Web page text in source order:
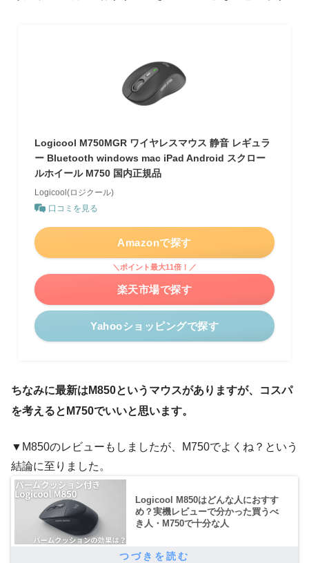
Logicool M750MGR ワイヤレスマウス 静音 レギュラ
ー Bluetooth windows mac iPad Android スクロー
ルホイール M750 国内正規品
Logicool(ロジクール)
口コミを見る
Amazonで探す
＼ポイント最大11倍！／
楽天市場で探す
Yahooショッピングで探す
ちなみに最新はM850というマウスがありますが、コスパ
を考えるとM750でいいと思います。
▼M850のレビューもしましたが、M750でよくね？という
結論に至りました。
Logicool M850はどんな人におすす
め？実機レビューで分かった買うべ
き人・M750で十分な人